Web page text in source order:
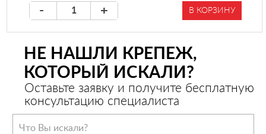
- + В КОРЗИНУ
НЕ НАШЛИ КРЕПЕЖ,
КОТОРЫЙ ИСКАЛИ?
Оставьте заявку и получите бесплатную
консультацию специалиста